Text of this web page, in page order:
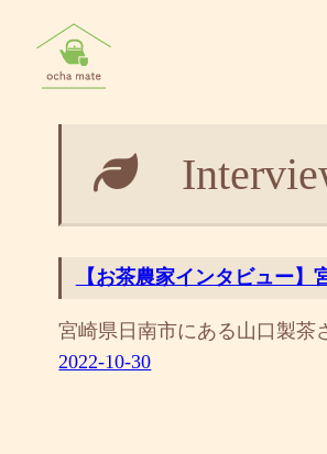
【お茶農家インタビュー
宮崎県日南市にある山口製
2022-10-30